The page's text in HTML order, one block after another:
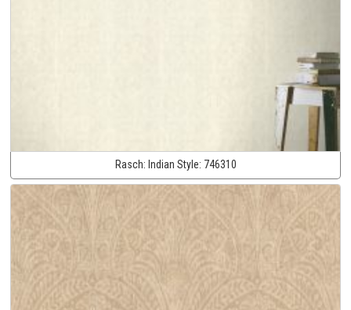
Rasch: Indian Style: 746310